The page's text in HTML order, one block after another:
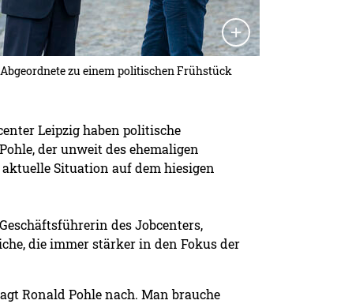
zu einem politischen Frühstück
Leipzig haben politische
der unweit des ehemaligen
Situation auf dem hiesigen
des Jobcenters,
die immer stärker in den Fokus der
Ronald Pohle nach. Man brauche